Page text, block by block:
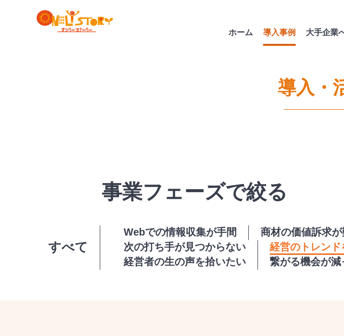
ホーム 導入事例 大手企業
導入・
事業フェーズで絞る
すべて
Webでの情報収集が手間 商材の価値訴求
次の打ち手が見つからない
経営のトレンド
経営者の生の声を拾いたい
繋がる機会が減